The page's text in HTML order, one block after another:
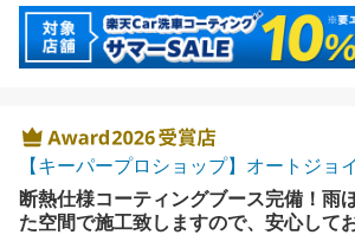
【キーパープロショップ】オートジョ
断熱仕様コーティングブース完備！雨
た空間で施工致しますので、安心して